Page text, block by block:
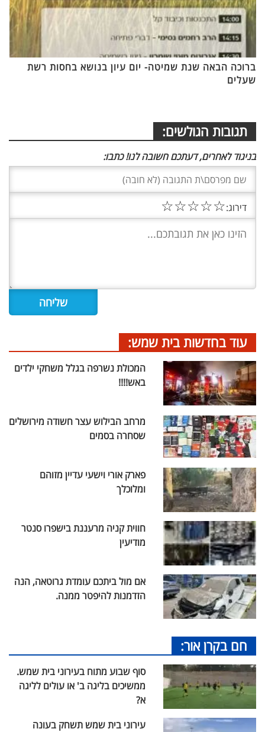
ברוכה הבאה שנת שמיטה- יום עיון בנושא בחסות רשת
שעלים
תגובות הגולשים:
בניגוד לאחרים, דעתכם חשובה לנו! כתבו:
דירוג:☆
☆
☆
☆
☆
עוד בחדשות בית שמש:
המכולת נשרפה בגלל משחקי ילדים
באש!!!!
מרחב הבילוש עצר חשודה מירושלים
שסחרה בסמים
פארק אורי וישעי עדיין מזוהם
ומלוכלך
חווית קניה מרעננת בישפרו סנטר
מודיעין
אם מול ביתכם עומדת גרוטאה, הנה
הזדמנות להיפטר ממנה.
חם בקרן אור:
סוף שבוע מתוח בעירוני בית שמש.
ממשיכים בליגה ב' או עולים לליגה
א?
עירוני בית שמש תשחק בעונה